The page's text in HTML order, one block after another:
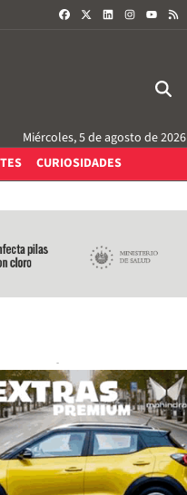
FACEBOOKLINKEDININSTAGRAM
Miércoles, 5 de agosto de 2026
CURIOSIDADES